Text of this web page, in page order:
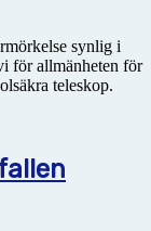
synlig i
för allmänheten för
teleskop.